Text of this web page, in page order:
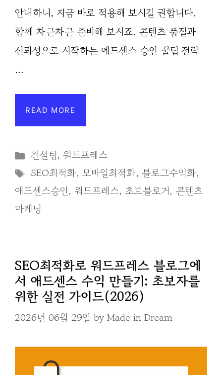
안내하니, 지금 바로 적용해 보시길 권합니다.
함께 차근차근 준비해 보시죠. 콘텐츠 품질과
신뢰성으로 시작하는 에드센스 승인 꿀팁 전략
…
READ MORE
Categories
컨설팅, 워드프레스
Tags
SEO최적화, 모바일최적화, 블로그수익화,
애드센스승인, 워드프레스, 초보블로거, 콘텐츠
마케닝
SEO최적화로 워드프레스 블로그에
서 애드센스 수익 만들기: 초보자를
위한 실전 가이드(2026)
2026년 06월 29일 by Made in Dream